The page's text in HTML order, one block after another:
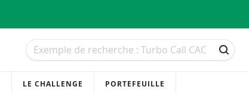
Recherche
Recherche
LE CHALLENGE PORTEFEUILLE